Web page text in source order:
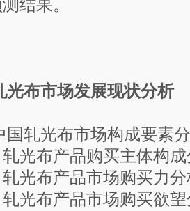
结果。
光布市场发展现状分析
轧光布市场构成要素
产品购买主体构成
产品市场购买力分
产品市场购买欲望